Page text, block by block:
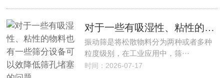
对于一些有吸湿性、粘性的物料也有一些筛分设备可以效降低筛孔堵塞的问题
振动筛是将松散物料分为两种或者多种
粒度级别，在工业应用中，筛···
时间：2026-07-17